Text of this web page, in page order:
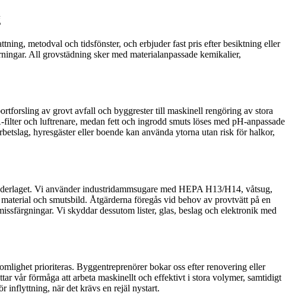
metodval och tidsfönster, och erbjuder fast pris efter besiktning eller
All grovstädning sker med materialanpassade kemikalier,
av grovt avfall och byggrester till maskinell rengöring av stora
och luftrenare, medan fett och ingrodd smuts löses med pH-anpassade
hyresgäster eller boende kan använda ytorna utan risk för halkor,
Vi använder industridammsugare med HEPA H13/H14, våtsug,
och smutsbild. Åtgärderna föregås vid behov av provtvätt på en
Vi skyddar dessutom lister, glas, beslag och elektronik med
prioriteras. Byggentreprenörer bokar oss efter renovering eller
vår förmåga att arbeta maskinellt och effektivt i stora volymer, samtidigt
inflyttning, när det krävs en rejäl nystart.